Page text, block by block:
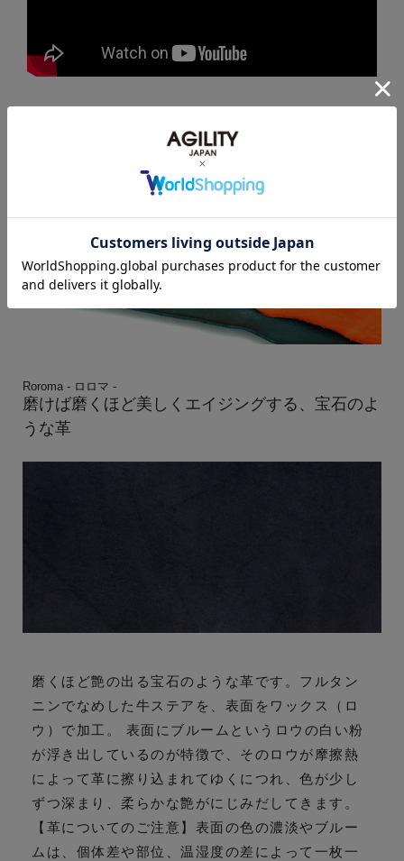
Roroma - ロロマ -
磨けば磨くほど美しくエイジングする、宝石のよ
うな革
磨くほど艶の出る宝石のような革です。フルタン
ニンでなめした牛ステアを、表面をワックス（ロ
ウ）で加工。 表面にブルームというロウの白い粉
が浮き出しているのが特徴で、そのロウが摩擦熱
によって革に擦り込まれてゆくにつれ、色が少し
ずつ深まり、柔らかな艶がにじみだしてきます。
【革についてのご注意】表面の色の濃淡やブルー
ムは、個体差や部位、温湿度の差によって一枚一